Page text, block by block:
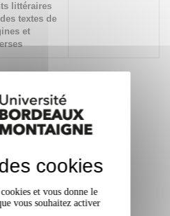
littéraires
textes de
et
Oui
cookies
et vous donne le
vous souhaitez activer